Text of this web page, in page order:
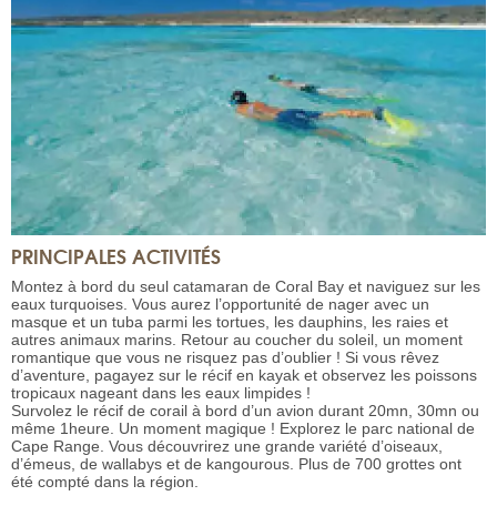
PRINCIPALES ACTIVITÉS
Montez à bord du seul catamaran de Coral Bay et naviguez sur les
eaux turquoises. Vous aurez l’opportunité de nager avec un
masque et un tuba parmi les tortues, les dauphins, les raies et
autres animaux marins. Retour au coucher du soleil, un moment
romantique que vous ne risquez pas d’oublier ! Si vous rêvez
d’aventure, pagayez sur le récif en kayak et observez les poissons
tropicaux nageant dans les eaux limpides !
Survolez le récif de corail à bord d’un avion durant 20mn, 30mn ou
même 1heure. Un moment magique ! Explorez le parc national de
Cape Range. Vous découvrirez une grande variété d’oiseaux,
d’émeus, de wallabys et de kangourous. Plus de 700 grottes ont
été compté dans la région.